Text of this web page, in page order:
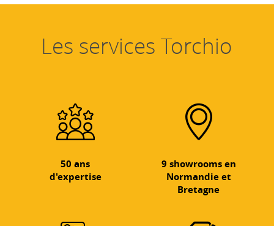
Les services Torchio
50 ans
d'expertise
9 showrooms en
Normandie et
Bretagne